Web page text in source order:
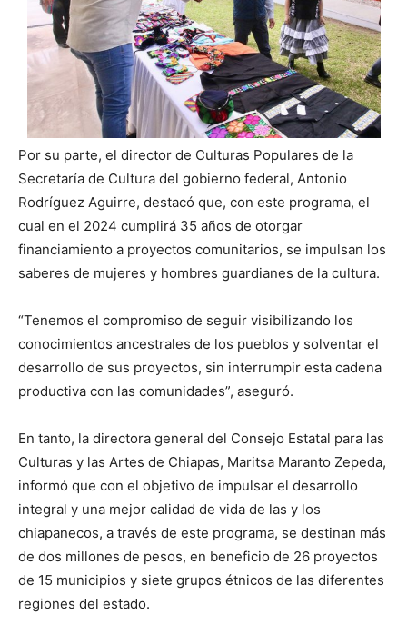
Por su parte, el director de Culturas Populares de la
Secretaría de Cultura del gobierno federal, Antonio
Rodríguez Aguirre, destacó que, con este programa, el
cual en el 2024 cumplirá 35 años de otorgar
financiamiento a proyectos comunitarios, se impulsan los
saberes de mujeres y hombres guardianes de la cultura.
“Tenemos el compromiso de seguir visibilizando los
conocimientos ancestrales de los pueblos y solventar el
desarrollo de sus proyectos, sin interrumpir esta cadena
productiva con las comunidades”, aseguró.
En tanto, la directora general del Consejo Estatal para las
Culturas y las Artes de Chiapas, Maritsa Maranto Zepeda,
informó que con el objetivo de impulsar el desarrollo
integral y una mejor calidad de vida de las y los
chiapanecos, a través de este programa, se destinan más
de dos millones de pesos, en beneficio de 26 proyectos
de 15 municipios y siete grupos étnicos de las diferentes
regiones del estado.